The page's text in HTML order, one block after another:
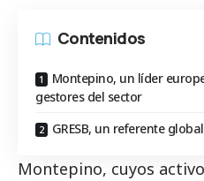
Contenidos
Montepino, un líder
gestores del sector
GRESB, un referente
Montepino, cuyos